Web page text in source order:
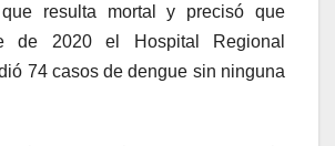
que resulta mortal y precisó que
de 2020 el Hospital Regional
74 casos de dengue sin ninguna